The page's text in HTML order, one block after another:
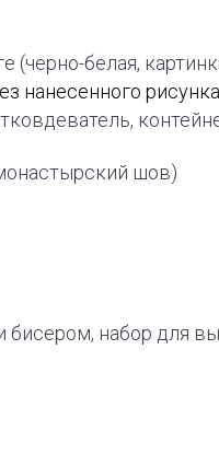
(черно-белая,
нанесенного рисунка
шов)
бисером, набор для